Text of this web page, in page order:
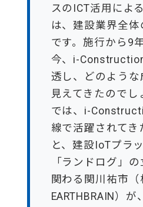
スのICT活用によ
は、建設業界全
です。施行から9
今、i-
透し、どのような
見えてきたのでし
では、i-
線で活躍されてき
と、建設IoTプラ
「ランドログ」
関わる関川祐市（
EARTHBRAIN）